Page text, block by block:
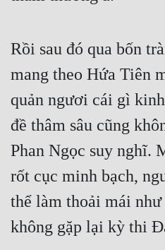
Rồi sau đó qua bốn
mang theo Hứa Tiên
quản ngươi cái gì
đề thâm sâu cũng
Phan Ngọc suy nghĩ.
rốt cục minh bạch,
thể làm thoải mái
không gặp lại kỳ thi